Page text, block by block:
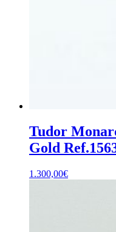
Tudor
Gold
1.300,00€